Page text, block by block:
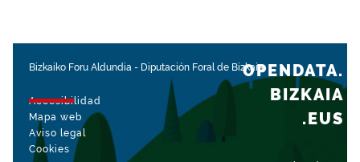
Bizkaiko Foru Aldundia - Diputación Foral de Bizkaia
Accesibilidad
Mapa web
Aviso legal
Cookies
OPENDATA.
BIZKAIA
.EUS